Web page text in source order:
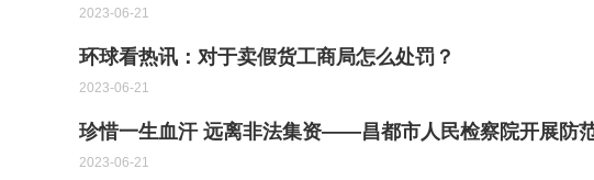
2023-06-21
环球看热讯：对于卖假货工商局怎么处罚？
2023-06-21
珍惜一生血汗 远离非法集资——昌都市人民检察院开展防
2023-06-21